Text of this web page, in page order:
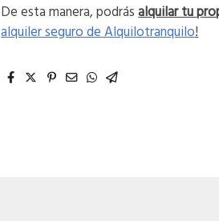
De esta manera, podrásalquilar tu
alquiler seguro de Alquilotranquilo!